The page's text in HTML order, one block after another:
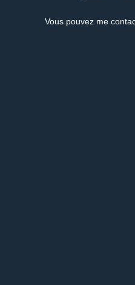
Vous pouvez me